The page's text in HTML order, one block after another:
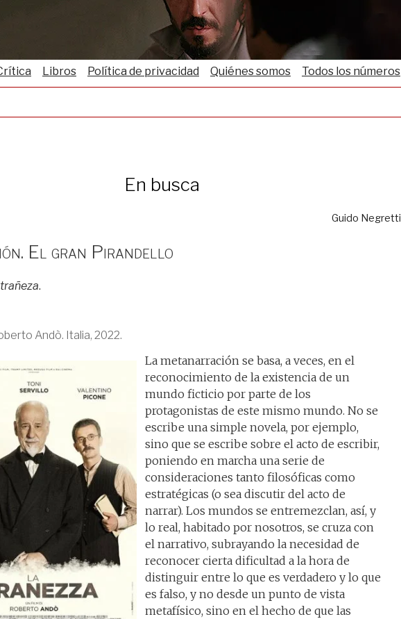
Libros Política de privacidad Quiénes somos Todos los números
En busca
Guido Negretti
El gran Pirandello
.
Andò. Italia, 2022.
La metanarración se basa, a veces, en el
reconocimiento de la existencia de un
mundo ficticio por parte de los
protagonistas de este mismo mundo. No se
escribe una simple novela, por ejemplo,
sino que se escribe sobre el acto de escribir,
poniendo en marcha una serie de
consideraciones tanto filosóficas como
estratégicas (o sea discutir del acto de
narrar). Los mundos se entremezclan, así, y
lo real, habitado por nosotros, se cruza con
el narrativo, subrayando la necesidad de
reconocer cierta dificultad a la hora de
distinguir entre lo que es verdadero y lo que
es falso, y no desde un punto de vista
metafísico, sino en el hecho de que las